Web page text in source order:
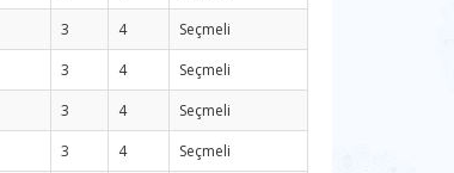
3 4
Seçmeli
3 4
Seçmeli
3 4
Seçmeli
3 4
Seçmeli